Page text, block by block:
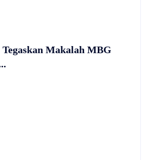
Tegaskan Makalah MBG